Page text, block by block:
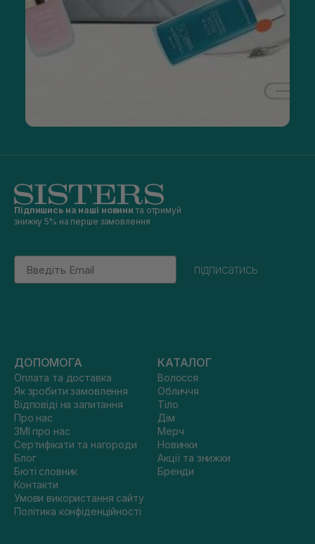
Підпишись на наші новини та отримуй
знижку 5% на перше замовлення
Email
підписатись
ДОПОМОГА
Оплата та доставка
Як зробити замовлення
Відповіді на запитання
Про нас
ЗМІ про нас
Сертифікати та нагороди
Блог
Бюті словник
Контакти
Умови використання сайту
Політика конфіденційності
КАТАЛОГ
Волосся
Обличчя
Тіло
Дім
Мерч
Новинки
Акції та знижки
Бренди